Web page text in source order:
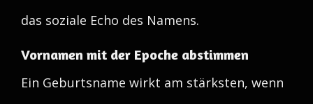
das soziale Echo des Namens.
Vornamen mit der Epoche abstimmen
Ein Geburtsname wirkt am stärksten, wenn